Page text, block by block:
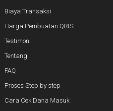
Biaya Transaksi
Harga Pembuatan QRIS
Testimoni
Tentang
FAQ
Proses Step by step
Cara Cek Dana Masuk